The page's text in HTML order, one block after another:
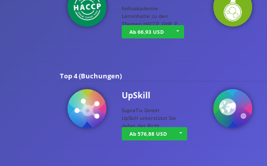
holluakademie
Lerninhalte zu den
Themen HACCP, GHP, P…
Ab 66,93 USD
Top 4 (Buchungen)
UpSkill
SupraTix GmbH
UpSkill unterstützt Sie
dabei das Richt…
Ab 576,88 USD